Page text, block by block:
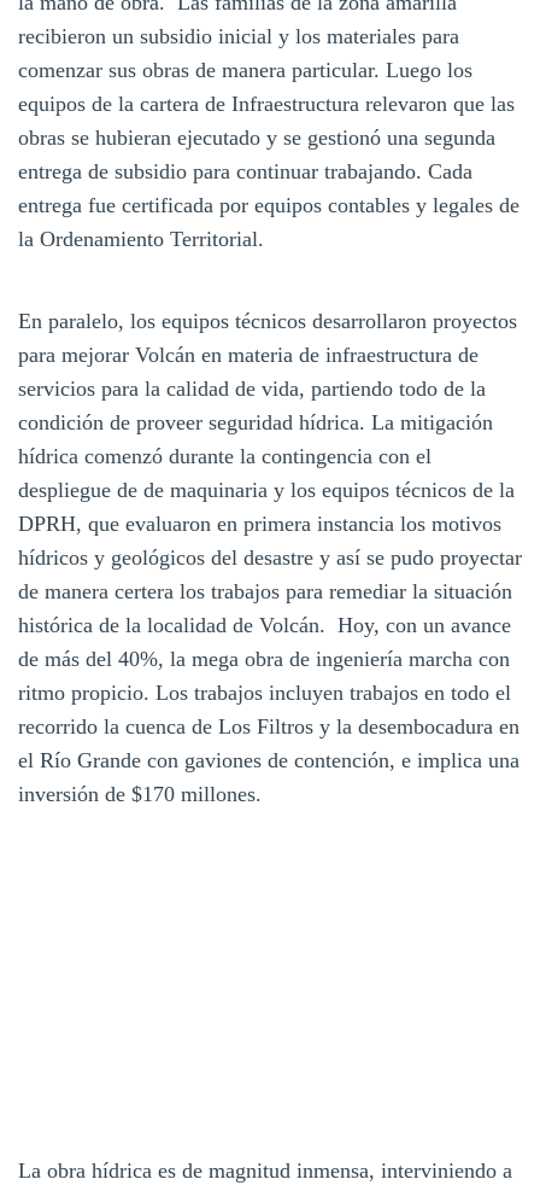
recibieron un subsidio inicial y los materiales para
comenzar sus obras de manera particular. Luego los
equipos de la cartera de Infraestructura relevaron que las
obras se hubieran ejecutado y se gestionó una segunda
entrega de subsidio para continuar trabajando. Cada
entrega fue certificada por equipos contables y legales de
la Ordenamiento Territorial.
En paralelo, los equipos técnicos desarrollaron proyectos
para mejorar Volcán en materia de infraestructura de
servicios para la calidad de vida, partiendo todo de la
condición de proveer seguridad hídrica. La mitigación
hídrica comenzó durante la contingencia con el
despliegue de de maquinaria y los equipos técnicos de la
DPRH, que evaluaron en primera instancia los motivos
hídricos y geológicos del desastre y así se pudo proyectar
de manera certera los trabajos para remediar la situación
histórica de la localidad de Volcán. Hoy, con un avance
de más del 40%, la mega obra de ingeniería marcha con
ritmo propicio. Los trabajos incluyen trabajos en todo el
recorrido la cuenca de Los Filtros y la desembocadura en
el Río Grande con gaviones de contención, e implica una
inversión de $170 millones.
La obra hídrica es de magnitud inmensa, interviniendo a